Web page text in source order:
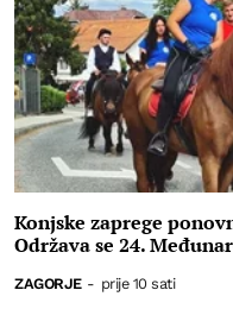
Konjske zaprege
Održava se 24.
ZAGORJE - prije 10 sati